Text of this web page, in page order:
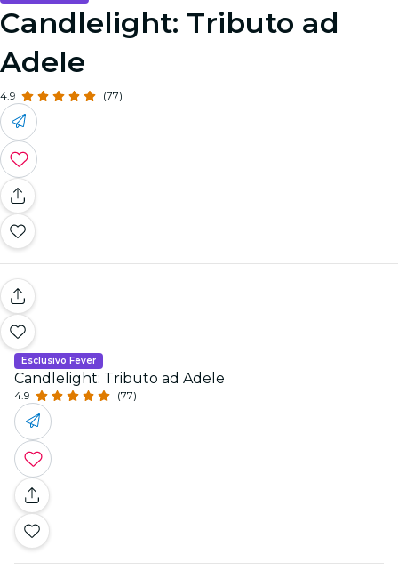
Candlelight: Tributo ad
Adele
4.9 (77)
Esclusivo Fever
Candlelight: Tributo ad Adele
4.9 (77)